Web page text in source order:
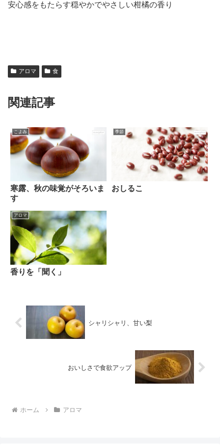
安心感をもたらす穏やかでやさしい柑橘の香り
アロマ 食
関連記事
こよみ
寒露、秋の味覚がそろいま
す
季節
おしるこ
アロマ
香りを「聞く」
シャリシャリ、甘い梨
おいしさで食欲アップ
ホーム アロマ